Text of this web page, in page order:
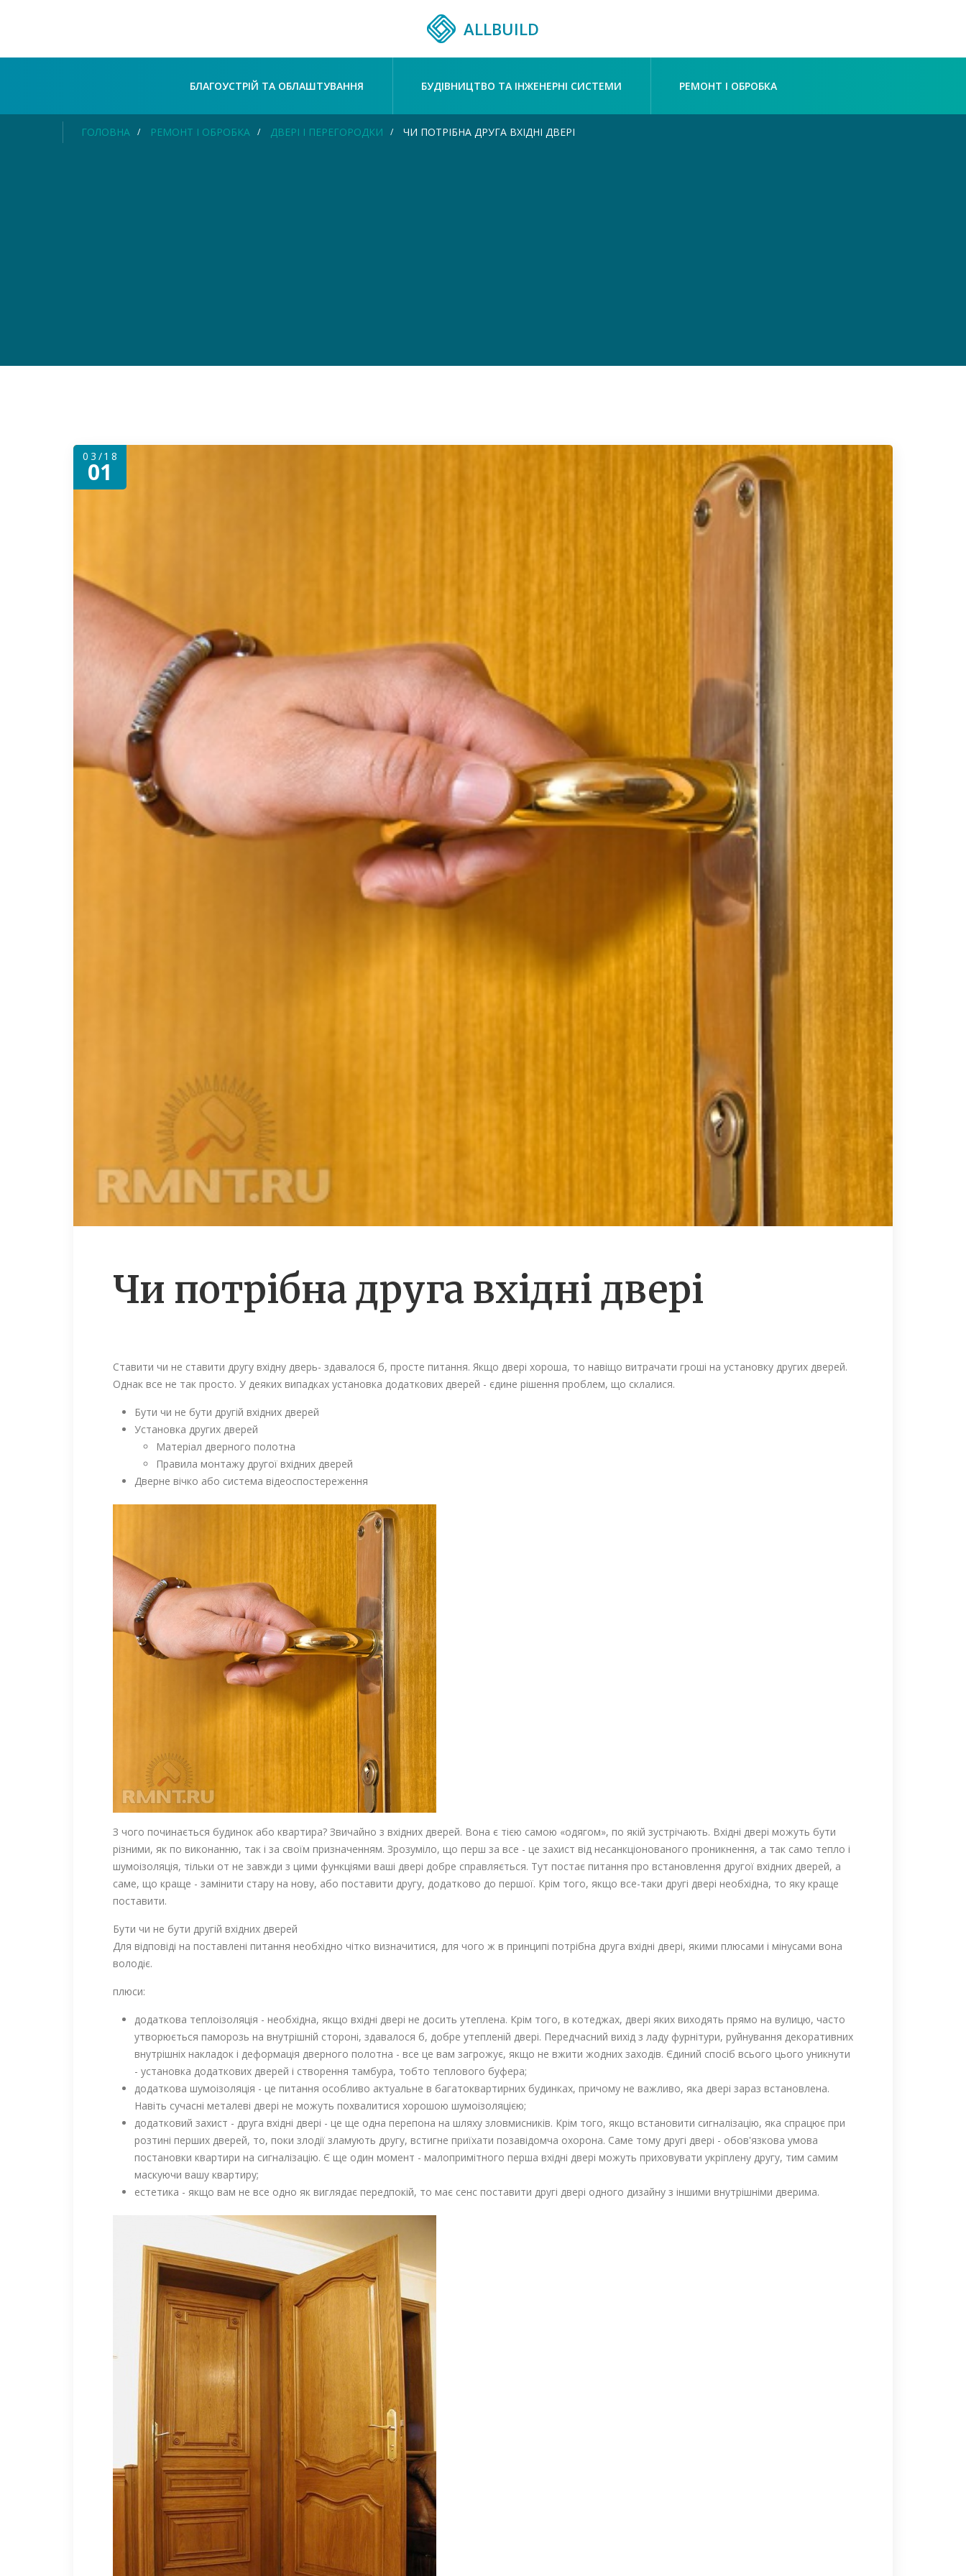
ALLBUILD
БЛАГОУСТРІЙ ТА ОБЛАШТУВАННЯ БУДІВНИЦТВО ТА ІНЖЕНЕРНІ СИСТЕМИ РЕМОНТ І ОБРОБКА
ГОЛОВНА РЕМОНТ І ОБРОБКА ДВЕРІ І ПЕРЕГОРОДКИ ЧИ ПОТРІБНА ДРУГА ВХІДНІ ДВЕРІ
03/18
01
Чи потрібна друга вхідні двері
Ставити чи не ставити другу вхідну дверь- здавалося б, просте питання. Якщо двері хороша, то навіщо витрачати гроші на установку других дверей.
Однак все не так просто. У деяких випадках установка додаткових дверей - єдине рішення проблем, що склалися.
Бути чи не бути другій вхідних дверей
Установка других дверей
Матеріал дверного полотна
Правила монтажу другої вхідних дверей
Дверне вічко або система відеоспостереження
З чого починається будинок або квартира? Звичайно з вхідних дверей. Вона є тією самою «одягом», по якій зустрічають. Вхідні двері можуть бути
різними, як по виконанню, так і за своїм призначенням. Зрозуміло, що перш за все - це захист від несанкціонованого проникнення, а так само тепло і
шумоізоляція, тільки от не завжди з цими функціями ваші двері добре справляється. Тут постає питання про встановлення другої вхідних дверей, а
саме, що краще - замінити стару на нову, або поставити другу, додатково до першої. Крім того, якщо все-таки другі двері необхідна, то яку краще
поставити.
Бути чи не бути другій вхідних дверей
Для відповіді на поставлені питання необхідно чітко визначитися, для чого ж в принципі потрібна друга вхідні двері, якими плюсами і мінусами вона
володіє.
плюси:
додаткова теплоізоляція - необхідна, якщо вхідні двері не досить утеплена. Крім того, в котеджах, двері яких виходять прямо на вулицю, часто
утворюється паморозь на внутрішній стороні, здавалося б, добре утепленій двері. Передчасний вихід з ладу фурнітури, руйнування декоративних
внутрішніх накладок і деформація дверного полотна - все це вам загрожує, якщо не вжити жодних заходів. Єдиний спосіб всього цього уникнути
- установка додаткових дверей і створення тамбура, тобто теплового буфера;
додаткова шумоізоляція - це питання особливо актуальне в багатоквартирних будинках, причому не важливо, яка двері зараз встановлена.
Навіть сучасні металеві двері не можуть похвалитися хорошою шумоізоляцією;
додатковий захист - друга вхідні двері - це ще одна перепона на шляху зловмисників. Крім того, якщо встановити сигналізацію, яка спрацює при
розтині перших дверей, то, поки злодії зламують другу, встигне приїхати позавідомча охорона. Саме тому другі двері - обов'язкова умова
постановки квартири на сигналізацію. Є ще один момент - малопримітного перша вхідні двері можуть приховувати укріплену другу, тим самим
маскуючи вашу квартиру;
естетика - якщо вам не все одно як виглядає передпокій, то має сенс поставити другі двері одного дизайну з іншими внутрішніми дверима.